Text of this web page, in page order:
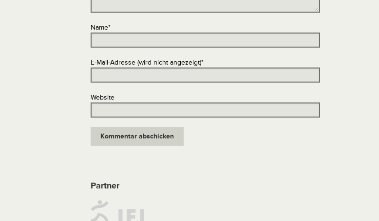
Name*
E-Mail-Adresse (wird nicht angezeigt)*
Website
Partner